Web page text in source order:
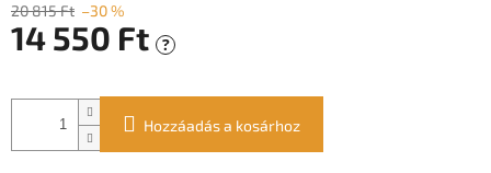
20 815 Ft –30 %
14 550 Ft ?
Hozzáadás a kosárhoz